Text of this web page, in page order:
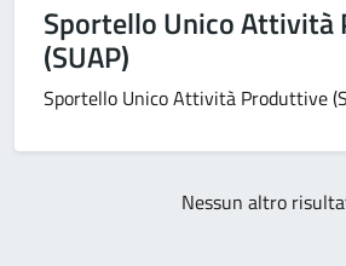
Sportello Unico
(SUAP)
Sportello Unico Attività Produttive
Nessun altro